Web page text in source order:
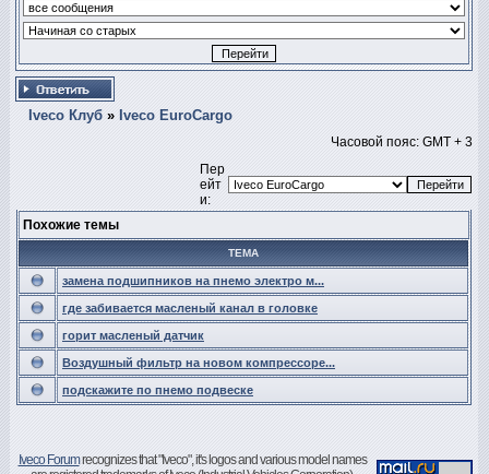
Iveco Клуб » Iveco EuroCargo
Часовой пояс: GMT + 3
Пер
ейт
и:
Похожие темы
ТЕМА
замена подшипников на пнемо электро м...
где забивается масленый канал в головке
горит масленый датчик
Воздушный фильтр на новом компрессоре...
подскажите по пнемо подвеске
Iveco Forumrecognizes that "Iveco", it's logos and various model names